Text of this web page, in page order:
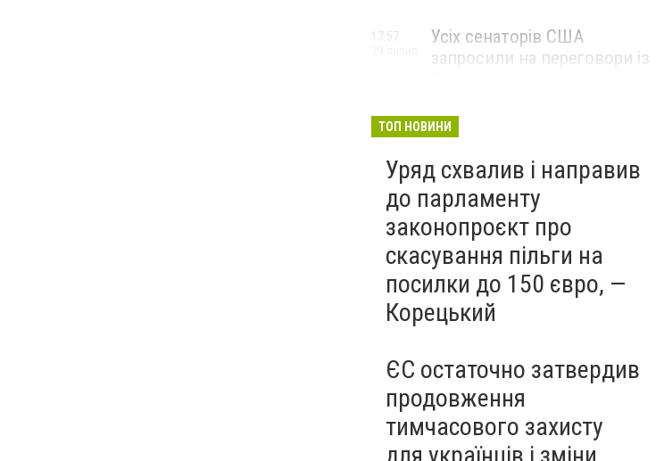
Усіх сенаторів США
запросили на переговори із
Росії, – The Hill
17:57
ТОП НОВИНИ
Уряд схвалив і направив
до парламенту
законопроєкт про
скасування пільги на
посилки до 150 євро, —
Корецький
ЄС остаточно затвердив
продовження
тимчасового захисту